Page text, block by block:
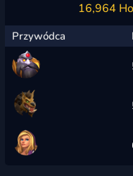
16,964
Przywódca